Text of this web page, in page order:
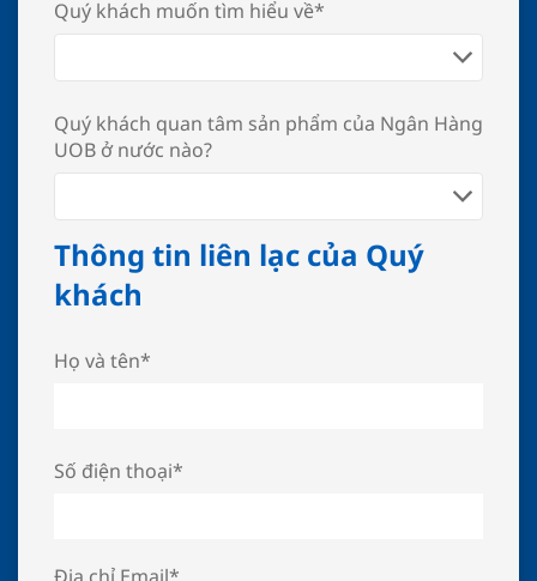
Quý khách muốn tìm hiểu về*
Quý khách quan tâm sản phẩm của Ngân Hàng
UOB ở nước nào?
Thông tin liên lạc của Quý
khách
Họ và tên*
Số điện thoại*